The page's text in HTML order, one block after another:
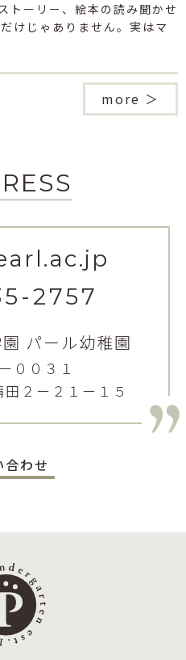
ーリー、絵本の読み聞かせ
けじゃありません。実はマ
more ＞
2757
パール幼稚園
００３１
２ー２１ー１５
合わせ